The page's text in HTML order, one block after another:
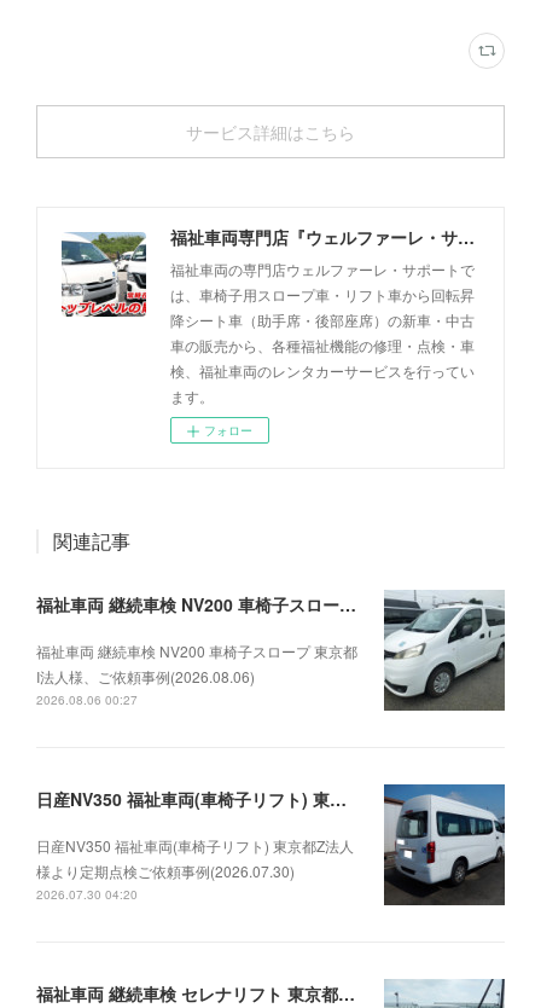
サービス詳細はこちら
福祉車両専門店『ウェルファーレ・サポート』
福祉車両の専門店ウェルファーレ・サポートで
は、車椅子用スロープ車・リフト車から回転昇
降シート車（助手席・後部座席）の新車・中古
車の販売から、各種福祉機能の修理・点検・車
検、福祉車両のレンタカーサービスを行ってい
ます。
フォロー
関連記事
福祉車両 継続車検 NV200 車椅子スロープ 東京都I法人様、ご依頼事例(2026.08.06)
福祉車両 継続車検 NV200 車椅子スロープ 東京都
I法人様、ご依頼事例(2026.08.06)
2026.08.06 00:27
日産NV350 福祉車両(車椅子リフト) 東京都Z法人様より定期点検ご依頼事例(2026.07.30)
日産NV350 福祉車両(車椅子リフト) 東京都Z法人
様より定期点検ご依頼事例(2026.07.30)
2026.07.30 04:20
福祉車両 継続車検 セレナリフト 東京都W様、ご依頼事例(2026.07.28)